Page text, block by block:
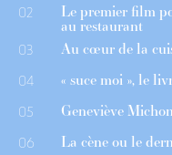
02 Le premier film
au restaurant
03 Au cœur de la
04 « suce moi », le
05 Geneviève
06 La cène ou le